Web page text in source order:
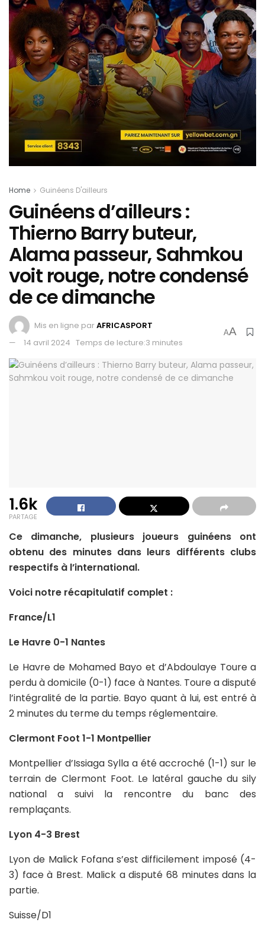
Home Guinéens D'ailleurs
Guinéens d’ailleurs :
Thierno Barry buteur,
Alama passeur, Sahmkou
voit rouge, notre condensé
de ce dimanche
Mis en ligne parAFRICASPORT
14 avril 2024 Temps de lecture:3 minutes
AA
1.6k
PARTAGE
Ce dimanche, plusieurs joueurs guinéens ont
obtenu des minutes dans leurs différents clubs
respectifs à l’international.
Voici notre récapitulatif complet :
France/L1
Le Havre 0-1 Nantes
Le Havre de Mohamed Bayo et d’Abdoulaye Toure a
perdu à domicile (0-1) face à Nantes. Toure a disputé
l’intégralité de la partie. Bayo quant à lui, est entré à
2 minutes du terme du temps réglementaire.
Clermont Foot 1-1 Montpellier
Montpellier d’Issiaga Sylla a été accroché (1-1) sur le
terrain de Clermont Foot. Le latéral gauche du sily
national a suivi la rencontre du banc des
remplaçants.
Lyon 4-3 Brest
Lyon de Malick Fofana s’est difficilement imposé (4-
3) face à Brest. Malick a disputé 68 minutes dans la
partie.
Suisse/D1